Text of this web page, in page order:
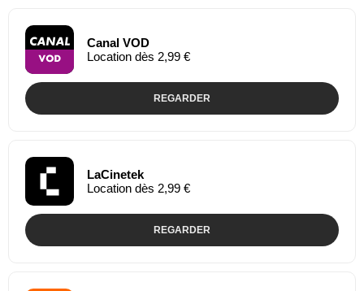
Canal VOD
Location dès 2,99 €
REGARDER
LaCinetek
Location dès 2,99 €
REGARDER